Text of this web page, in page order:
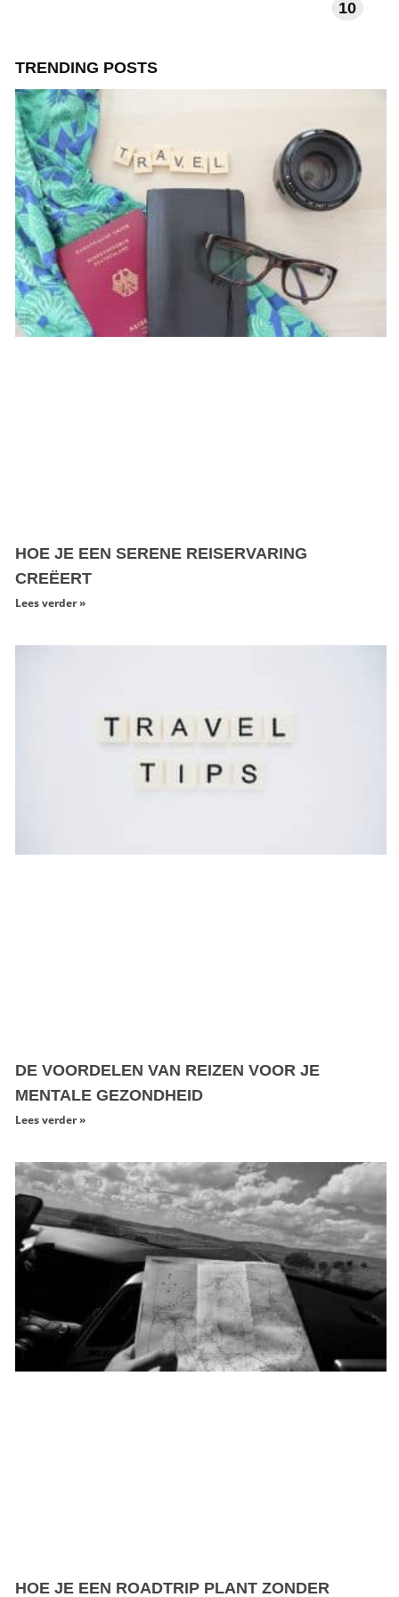
10
TRENDING POSTS
HOE JE EEN SERENE REISERVARING
CREËERT
Lees verder »
DE VOORDELEN VAN REIZEN VOOR JE
MENTALE GEZONDHEID
Lees verder »
HOE JE EEN ROADTRIP PLANT ZONDER